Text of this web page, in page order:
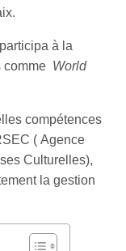
à la
comme World
compétences
( Agence
Culturelles),
la gestion